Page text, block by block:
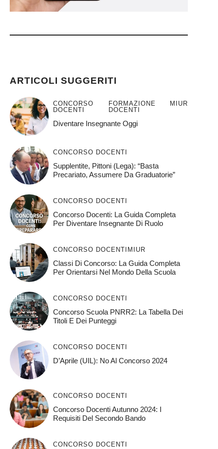
ARTICOLI SUGGERITI
CONCORSO
DOCENTI
FORMAZIONE
DOCENTI
MIUR
Diventare Insegnante Oggi
CONCORSO DOCENTI
Supplentite, Pittoni (Lega): “Basta
Precariato, Assumere Da Graduatorie”
CONCORSO DOCENTI
Concorso Docenti: La Guida Completa
Per Diventare Insegnante Di Ruolo
CONCORSO DOCENTI MIUR
Classi Di Concorso: La Guida Completa
Per Orientarsi Nel Mondo Della Scuola
CONCORSO DOCENTI
Concorso Scuola PNRR2: La Tabella Dei
Titoli E Dei Punteggi
CONCORSO DOCENTI
D’Aprile (UIL): No Al Concorso 2024
CONCORSO DOCENTI
Concorso Docenti Autunno 2024: I
Requisiti Del Secondo Bando
CONCORSO DOCENTI